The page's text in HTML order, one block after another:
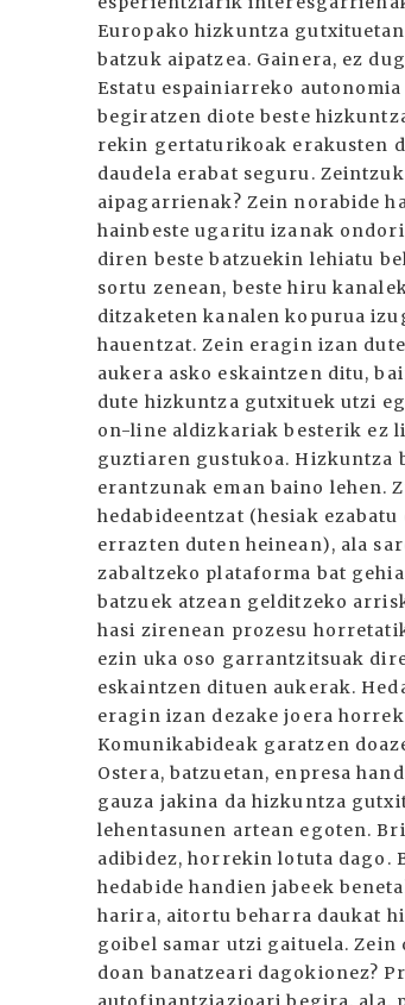
Europako hizkuntza
batzuk aipatzea. Gainera, ez
Estatu espainiarreko
begiratzen diote beste
rekin gertaturikoak erakusten
daudela erabat seguru.
aipagarrienak? Zein norabide
hainbeste ugaritu izanak
diren beste batzuekin lehiatu
sortu zenean, beste hiru
ditzaketen kanalen kopurua
hauentzat. Zein eragin izan
aukera asko eskaintzen ditu,
dute hizkuntza gutxituek utzi
on-line aldizkariak besterik ez
guztiaren gustukoa. Hizkuntza
erantzunak eman baino
hedabideentzat (hesiak
errazten duten heinean), ala
zabaltzeko plataforma bat
batzuek atzean gelditzeko
hasi zirenean prozesu
ezin uka oso garrantzitsuak
eskaintzen dituen aukerak.
eragin izan dezake joera
Komunikabideak garatzen
Ostera, batzuetan, enpresa
gauza jakina da hizkuntza
lehentasunen artean egoten.
adibidez, horrekin lotuta dago.
hedabide handien jabeek
harira, aitortu beharra daukat
goibel samar utzi gaituela.
doan banatzeari dagokionez?